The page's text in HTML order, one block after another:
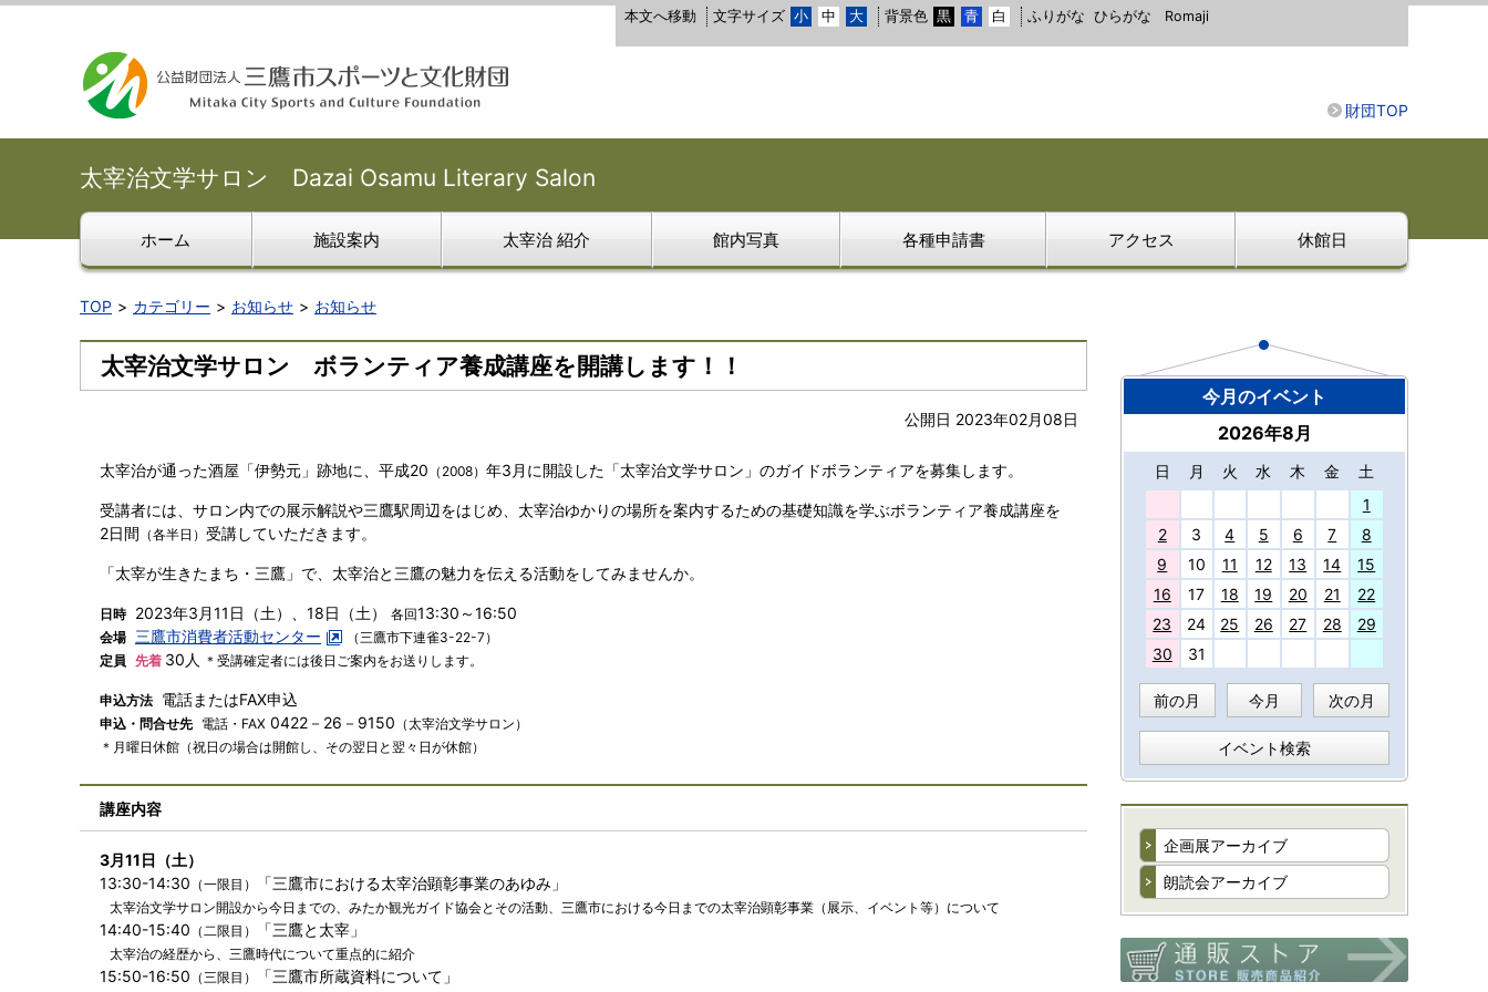
本文へ移動 文字サイズ 小 中 大 背景色 黒 青 白 ふりがな ひらがな Romaji
財団TOP
太宰治文学サロン Dazai Osamu Literary Salon
ホーム 施設案内 太宰治 紹介 館内写真 各種申請書 アクセス 休館日
TOP カテゴリー お知らせ お知らせ
太宰治文学サロン ボランティア養成講座を開講します！！
公開日 2023年02月08日
太宰治が通った酒屋「伊勢元」跡地に、平成20 （2008） 年3月に開設した「太宰治文学サロン」のガイドボランティアを募集します。
受講者には、サロン内での展示解説や三鷹駅周辺をはじめ、太宰治ゆかりの場所を案内するための基礎知識を学ぶボランティア養成講座を
2日間 （各半日） 受講していただきます。
「太宰が生きたまち・三鷹」で、太宰治と三鷹の魅力を伝える活動をしてみませんか。
日時 2023年3月11日（土）、18日（土） 各回13:30～16:50
会場 三鷹市消費者活動センター
（三鷹市下連雀3-22-7）
定員 先着 30人 ＊受講確定者には後日ご案内をお送りします。
申込方法 電話またはFAX申込
申込・問合せ先 電話・FAX 0422－26－9150 （太宰治文学サロン）
＊月曜日休館（祝日の場合は開館し、その翌日と翌々日が休館）
講座内容
3月11日（土）
13:30-14:30 （一限目） 「三鷹市における太宰治顕彰事業のあゆみ」
太宰治文学サロン開設から今日までの、みたか観光ガイド協会とその活動、三鷹市における今日までの太宰治顕彰事業（展示、イベント等）について
14:40-15:40 （二限目） 「三鷹と太宰」
太宰治の経歴から、三鷹時代について重点的に紹介
15:50-16:50 （三限目） 「三鷹市所蔵資料について」
今月のイベント
2026年8月
日 月 火 水 木 金
土
1
2
3 4 5 6 7
8
9
10 11 12 13 14
15
16
17 18 19 20 21
22
23
24 25 26 27 28
29
30
31
前の月 今月 次の月
イベント検索
企画展アーカイブ
朗読会アーカイブ